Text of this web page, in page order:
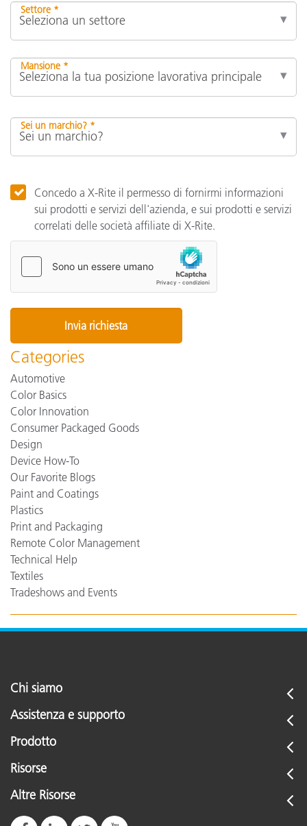
Settore *
Mansione *
Sei un marchio? *
Concedo a X-Rite il permesso di fornirmi informazioni
sui prodotti e servizi dell'azienda, e sui prodotti e servizi
correlati delle società affiliate di X-Rite.
Categories
Automotive
Color Basics
Color Innovation
Consumer Packaged Goods
Design
Device How-To
Our Favorite Blogs
Paint and Coatings
Plastics
Print and Packaging
Remote Color Management
Technical Help
Textiles
Tradeshows and Events
Chi siamo
Assistenza e supporto
Prodotto
Risorse
Altre Risorse